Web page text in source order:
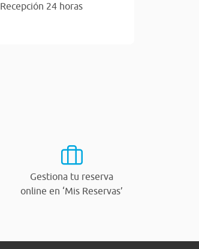
Recepción 24 horas
Gestiona tu reserva
online en ‘Mis Reservas’